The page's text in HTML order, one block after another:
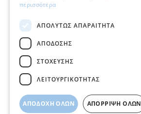
Πολιτική αποστολών
Ο λογαριασμός μου
Επικοινωνία
περισσότερα
ΑΠΟΛΎΤΩΣ ΑΠΑΡΑΊΤΗΤΑ
ΑΠΌΔΟΣΗΣ
ΣΤΌΧΕΥΣΗΣ
ΛΕΙΤΟΥΡΓΙΚΌΤΗΤΑΣ
ΑΠΟΔΟΧΉ ΌΛΩΝ ΑΠΌΡΡΙΨΗ ΌΛΩΝ